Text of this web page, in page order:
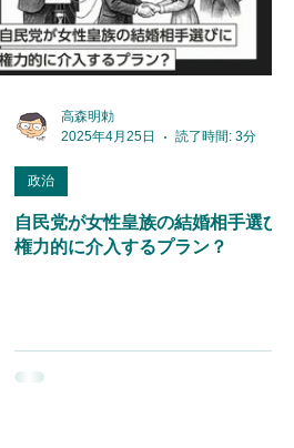
自民党が女性皇族の結婚相手選び
権力的に介入するプラン？
政治
高森明勅
2025年4月25日
読了時間: 3分